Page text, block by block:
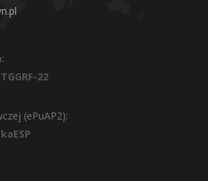
22
(ePuAP2):